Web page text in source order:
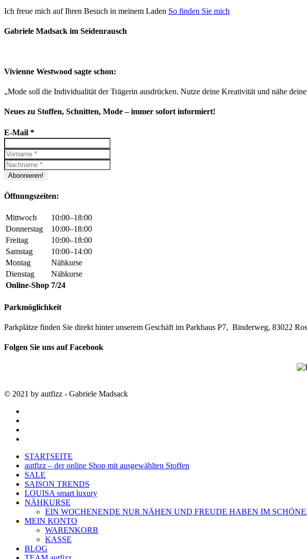
Ich freue mich auf Ihren Besuch in meinem Laden So finden Sie mich
Gabriele Madsack im Seidenrausch
Vivienne Westwood sagte schon:
„Mode soll die Individualität der Trägerin ausdrücken. Nutze deine Kreativität und nähe
Neues zu Stoffen, Schnitten, Mode – immer sofort informiert!
E-Mail *
Öffnungszeiten:
Mittwoch
10:00–18:00
Donnerstag
10:00–18:00
Freitag
10:00–18:00
Samstag
10:00–14:00
Montag
Nähkurse
Dienstag
Nähkurse
Online-Shop 7/24
Parkmöglichkeit
Parkplätze finden Sie direkt hinter unserem Geschäft im Parkhaus P7, Binderweg, 83022
Folgen Sie uns auf Facebook
© 2021 by autfizz - Gabriele Madsack
Close
Menu
STARTSEITE
autfizz – der online Shop mit ausgewählten Stoffen
SALE
SAISON TRENDS
LOUISA smart luxury
NÄHKURSE
EIN WOCHENENDE NUR NÄHEN UND FREUDE HABEN IM
MEIN KONTO
WARENKORB
KASSE
BLOG